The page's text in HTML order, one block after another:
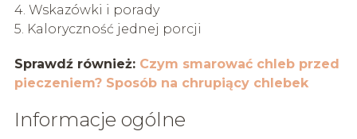
4. Wskazówki i porady
5. Kaloryczność jednej porcji
Sprawdź również: Czym smarować chleb przed
pieczeniem? Sposób na chrupiący chlebek
Informacje ogólne